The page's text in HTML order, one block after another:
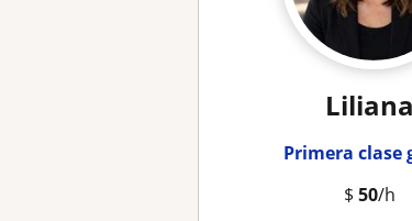
Liliana
Primera clase
$50/h